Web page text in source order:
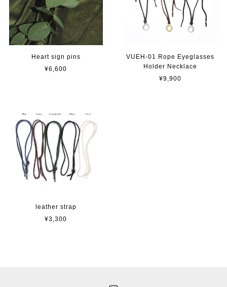
Heart sign pins
¥6,600
VUEH-01 Rope Eyeglasses
Holder Necklace
¥9,900
leather strap
¥3,300